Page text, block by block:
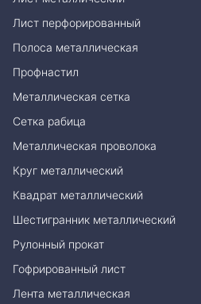
Лист перфорированный
Полоса металлическая
Профнастил
Металлическая сетка
Сетка рабица
Металлическая проволока
Круг металлический
Квадрат металлический
Шестигранник металлический
Рулонный прокат
Гофрированный лист
Лента металлическая